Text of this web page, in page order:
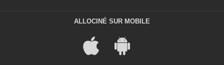
ALLOCINÉ SUR MOBILE